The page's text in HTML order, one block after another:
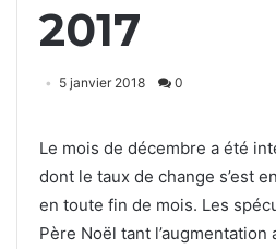
2017
5 janvier 2018 0
Le mois de décembre a été
dont le taux de change s’est
en toute fin de mois. Les
Père Noël tant